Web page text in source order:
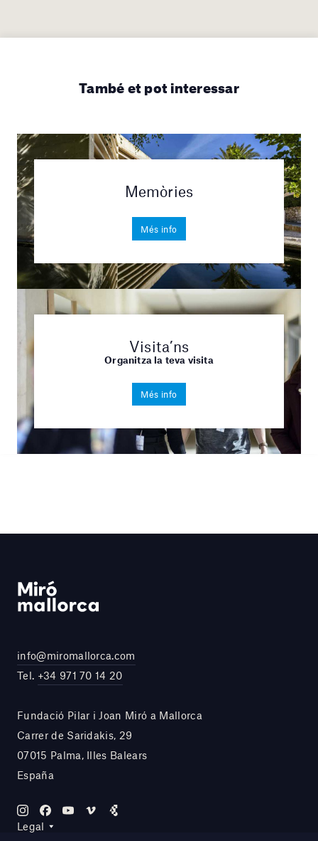
També et pot interessar
Memòries
Més info
Visita’ns
Organitza la teva visita
Més info
info@miromallorca.com
Tel. +34 971 70 14 20
Fundació Pilar i Joan Miró a Mallorca
Carrer de Saridakis, 29
07015 Palma, Illes Balears
España
Legal